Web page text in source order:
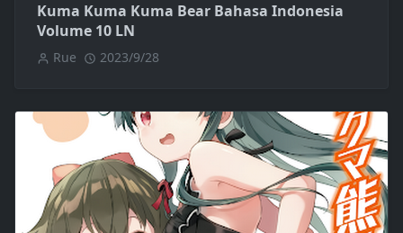
Kuma Kuma Kuma Bear Bahasa Indonesia
Volume 10 LN
Rue 2023/9/28